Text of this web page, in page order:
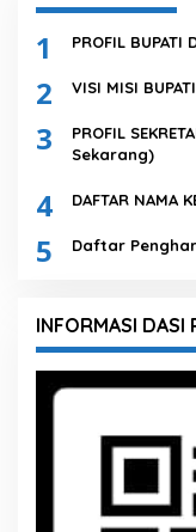
1 PROFIL BUPATI
2 VISI MISI
3
PROFIL
Sekarang)
4 DAFTAR NAMA
5 Daftar
INFORMASI DASI